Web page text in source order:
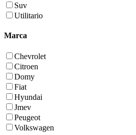
Suv
Utilitario
Marca
Chevrolet
Citroen
Domy
Fiat
Hyundai
Jmev
Peugeot
Volkswagen